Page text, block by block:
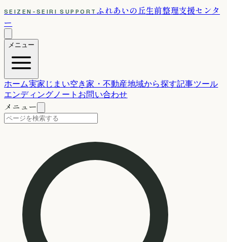
SEIZEN-SEIRI SUPPORT ふれあいの丘生前整理支援センタ
ー
メニュー
ホーム実家じまい空き家・不動産地域から探す記事ツール
エンディングノート お問い合わせ
メニュー